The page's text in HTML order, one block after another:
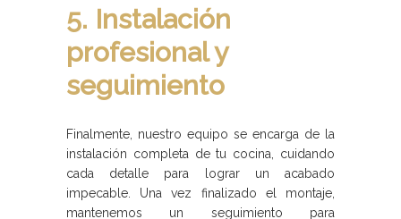
5. Instalación
profesional y
seguimiento
Finalmente, nuestro equipo se encarga de la
instalación completa de tu cocina, cuidando
cada detalle para lograr un acabado
impecable. Una vez finalizado el montaje,
mantenemos un seguimiento para